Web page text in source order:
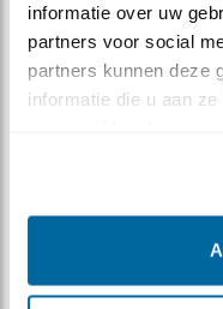
informatie over uw
partners voor social
partners kunnen deze
informatie die u aan
Schiet het
Mod10 | Geplaatst op
Opeens ziet vrouw